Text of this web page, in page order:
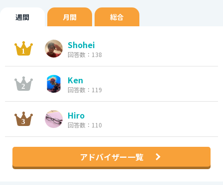
週間 月間 総合
Shohei
回答数：138
Ken
回答数：119
Hiro
回答数：110
アドバイザー一覧